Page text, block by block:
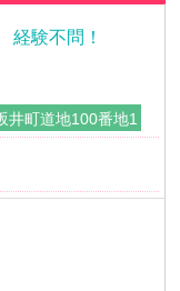
験不問！
井町道地100番地1